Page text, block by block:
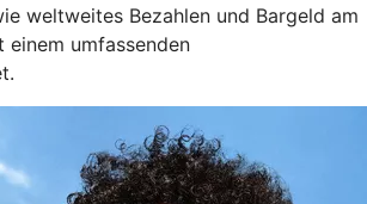
weltweites Bezahlen und Bargeld am
einem umfassenden